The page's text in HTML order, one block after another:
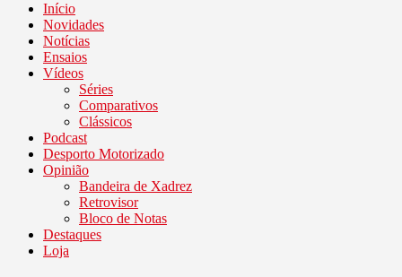
Início
Novidades
Notícias
Ensaios
Vídeos
Séries
Comparativos
Clássicos
Podcast
Desporto Motorizado
Opinião
Bandeira de Xadrez
Retrovisor
Bloco de Notas
Destaques
Loja